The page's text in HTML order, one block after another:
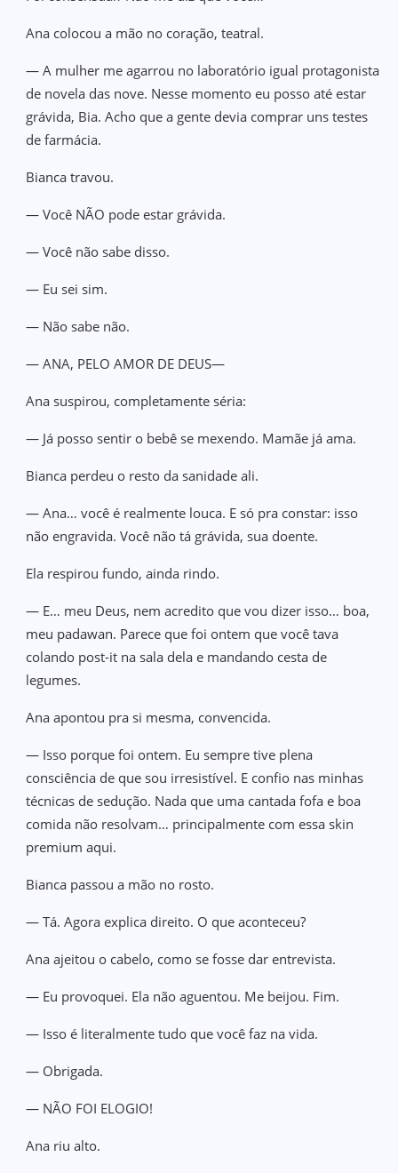
Ana colocou a mão no coração, teatral.
— A mulher me agarrou no laboratório igual protagonista
de novela das nove. Nesse momento eu posso até estar
grávida, Bia. Acho que a gente devia comprar uns testes
de farmácia.
Bianca travou.
— Você NÃO pode estar grávida.
— Você não sabe disso.
— Eu sei sim.
— Não sabe não.
— ANA, PELO AMOR DE DEUS—
Ana suspirou, completamente séria:
— Já posso sentir o bebê se mexendo. Mamãe já ama.
Bianca perdeu o resto da sanidade ali.
— Ana… você é realmente louca. E só pra constar: isso
não engravida. Você não tá grávida, sua doente.
Ela respirou fundo, ainda rindo.
— E… meu Deus, nem acredito que vou dizer isso… boa,
meu padawan. Parece que foi ontem que você tava
colando post-it na sala dela e mandando cesta de
legumes.
Ana apontou pra si mesma, convencida.
— Isso porque foi ontem. Eu sempre tive plena
consciência de que sou irresistível. E confio nas minhas
técnicas de sedução. Nada que uma cantada fofa e boa
comida não resolvam… principalmente com essa skin
premium aqui.
Bianca passou a mão no rosto.
— Tá. Agora explica direito. O que aconteceu?
Ana ajeitou o cabelo, como se fosse dar entrevista.
— Eu provoquei. Ela não aguentou. Me beijou. Fim.
— Isso é literalmente tudo que você faz na vida.
— Obrigada.
— NÃO FOI ELOGIO!
Ana riu alto.